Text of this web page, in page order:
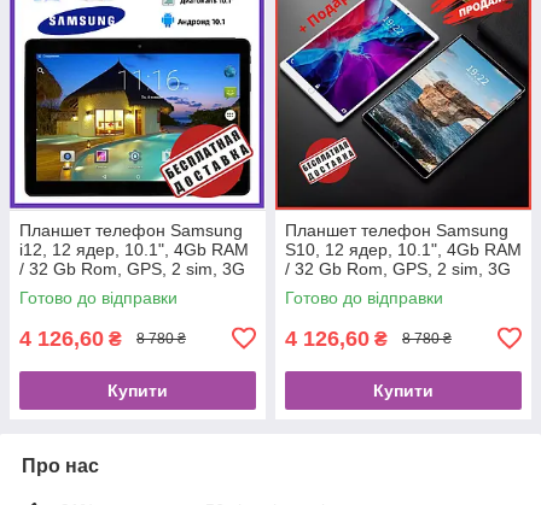
Планшет телефон Samsung
i12, 12 ядер, 10.1", 4Gb RAM
/ 32 Gb Rom, GPS, 2 sim, 3G
Готово до відправки
4 126,60 ₴ 8 780 ₴
Купити
Планшет телефон Samsung
S10, 12 ядер, 10.1", 4Gb RAM
/ 32 Gb Rom, GPS, 2 sim, 3G
Готово до відправки
4 126,60 ₴ 8 780 ₴
Купити
Про нас